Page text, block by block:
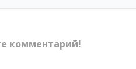
комментарий!